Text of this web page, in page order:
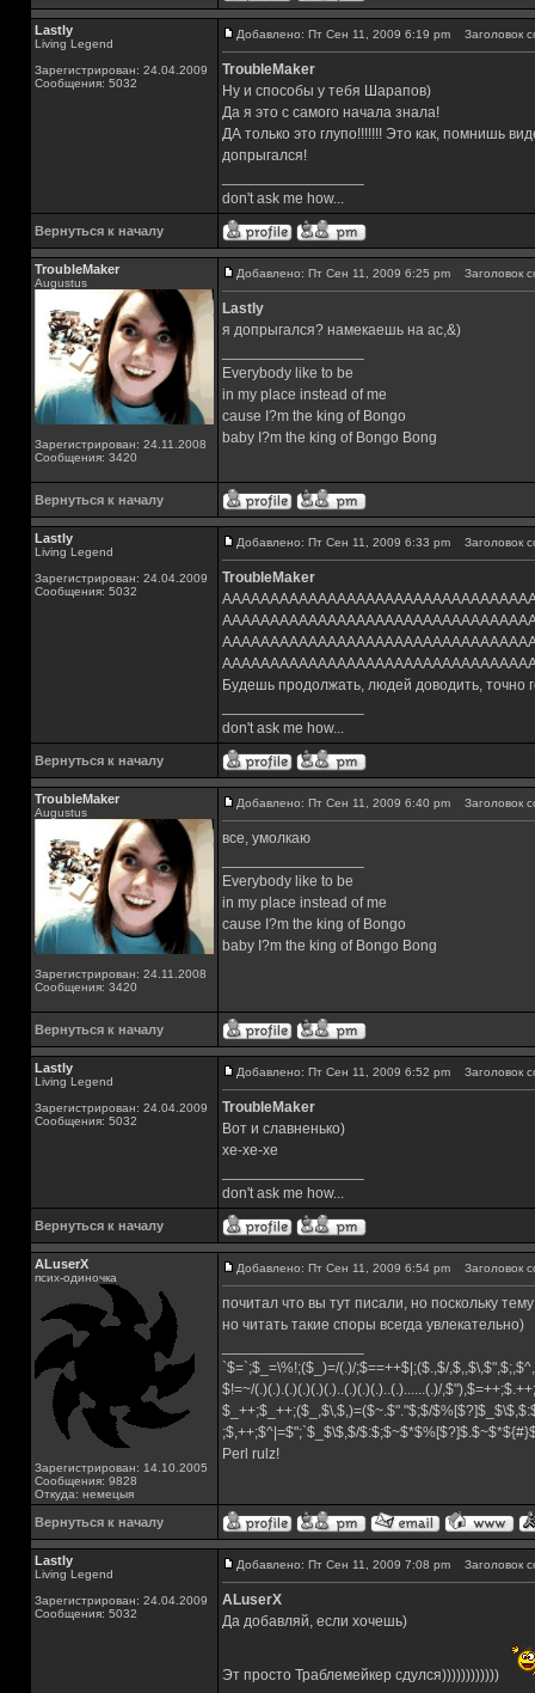
Lastly
Living Legend
Зарегистрирован: 24.04.2009
Сообщения: 5032
Добавлено: Пт Сен 11, 2009 6:19 pm Заголовок
TroubleMaker
Ну и способы у тебя Шарапов)
Да я это с самого начала знала!
ДА только это глупо!!!!!!! Это как, помнишь
допрыгался!
don't ask me how...
Вернуться к началу
TroubleMaker
Augustus
Зарегистрирован: 24.11.2008
Сообщения: 3420
Добавлено: Пт Сен 11, 2009 6:25 pm Заголовок
Lastly
я допрыгался? намекаешь на ac,&)
Everybody like to be
in my place instead of me
cause I?m the king of Bongo
baby I?m the king of Bongo Bong
Вернуться к началу
Lastly
Living Legend
Зарегистрирован: 24.04.2009
Сообщения: 5032
Добавлено: Пт Сен 11, 2009 6:33 pm Заголовок
TroubleMaker
Будешь продолжать, людей доводить, точно
don't ask me how...
Вернуться к началу
TroubleMaker
Augustus
Зарегистрирован: 24.11.2008
Сообщения: 3420
Добавлено: Пт Сен 11, 2009 6:40 pm Заголовок
все, умолкаю
Everybody like to be
in my place instead of me
cause I?m the king of Bongo
baby I?m the king of Bongo Bong
Вернуться к началу
Lastly
Living Legend
Зарегистрирован: 24.04.2009
Сообщения: 5032
Добавлено: Пт Сен 11, 2009 6:52 pm Заголовок
TroubleMaker
Вот и славненько)
хе-хе-хе
don't ask me how...
Вернуться к началу
ALuserX
псих-одиночка
Зарегистрирован: 14.10.2005
Сообщения: 9828
Откуда: немецыя
Добавлено: Пт Сен 11, 2009 6:54 pm Заголовок
почитал что вы тут писали, но поскольку
но читать такие споры всегда увлекательно)
`$=`;$_=\%!;($_)=/(.)/;$==++$|;($.,$/
$!=~/(.)(.).(.)(.)(.)(.)..(.)(.)(.)..(.)......(.)/
$_++;$_++;($_,$\,$,)=($~.$"."$;$/
;$,++;$^|=$";`$_$\$,$/
Perl rulz!
Вернуться к началу
Lastly
Living Legend
Зарегистрирован: 24.04.2009
Сообщения: 5032
Добавлено: Пт Сен 11, 2009 7:08 pm Заголовок
ALuserX
Да добавляй, если хочешь)
Эт просто Траблемейкер сдулся))))))))))))